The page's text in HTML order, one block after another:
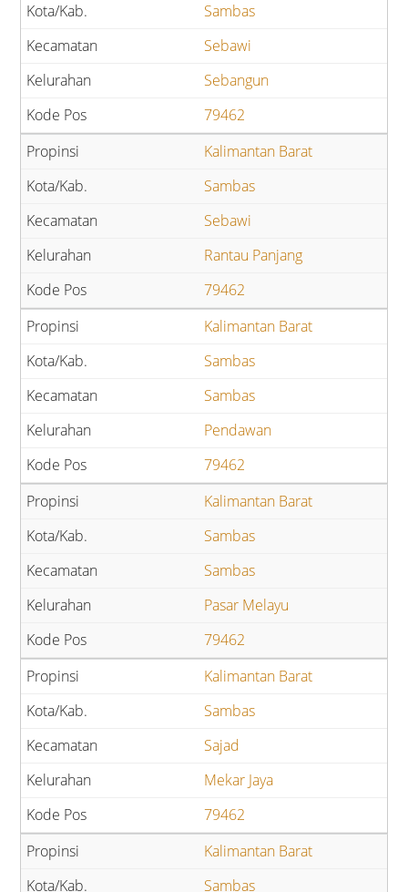
Sambas
Sebawi
Sebangun
79462
Kalimantan Barat
Sambas
Sebawi
Rantau Panjang
79462
Kalimantan Barat
Sambas
Sambas
Pendawan
79462
Kalimantan Barat
Sambas
Sambas
Pasar Melayu
79462
Kalimantan Barat
Sambas
Sajad
Mekar Jaya
79462
Kalimantan Barat
Sambas